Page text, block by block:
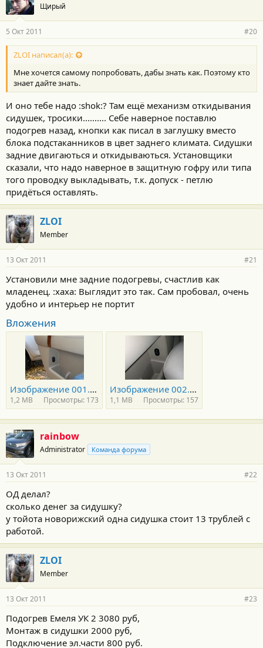
Щирый
5 Окт 2011 #20
ZLOI написал(а):
Мне хочется самому попробовать, дабы знать как. Поэтому кто
знает дайте знать.
И оно тебе надо :shok:? Там ещё механизм откидывания
сидушек, тросики.......... Себе наверное поставлю
подогрев назад, кнопки как писал в заглушку вместо
блока подстаканников в цвет заднего климата. Сидушки
задние двигаються и откидываються. Установщики
сказали, что надо наверное в защитную гофру или типа
того проводку выкладывать, т.к. допуск - петлю
придёться оставлять.
ZLOI
Member
13 Окт 2011 #21
Установили мне задние подогревы, счастлив как
младенец. :xaxa: Выглядит это так. Сам пробовал, очень
удобно и интерьер не портит
Вложения
Изображение 001.jpg
1,2 MB Просмотры: 173
Изображение 002.jpg
1,1 MB Просмотры: 157
rainbow
Administrator Команда форума
13 Окт 2011 #22
ОД делал?
сколько денег за сидушку?
у тойота новорижский одна сидушка стоит 13 трублей с
работой.
ZLOI
Member
13 Окт 2011 #23
Подогрев Емеля УК 2 3080 руб,
Монтаж в сидушки 2000 руб,
Подключение эл.части 800 руб.